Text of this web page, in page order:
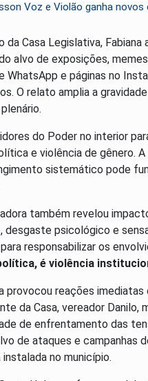
Voz e Violão ganha
Casa Legislativa,
alvo de exposições,
WhatsApp e páginas no
O relato amplia a
do Poder no interior
e violência de gênero.
sistemático pode
também revelou
desgaste psicológico e
responsabilizar os
é violência
provocou reações
da Casa, vereador
de enfrentamento das
de ataques e campanhas
no município.